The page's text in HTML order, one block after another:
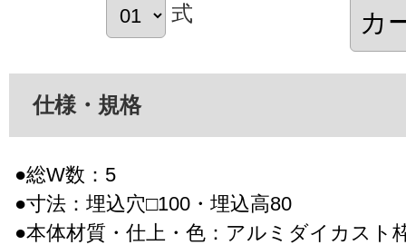
式
仕様・規格
●総W数：5
●寸法：埋込穴□100・埋込高80
●本体材質・仕上・色：アルミダイカスト